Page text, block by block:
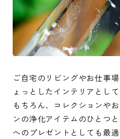
ご自宅のリビングやお仕事
ょっとしたインテリアとして
もちろん、コレクションや
ンの浄化アイテムのひとつ
へのプレゼントとしても最適